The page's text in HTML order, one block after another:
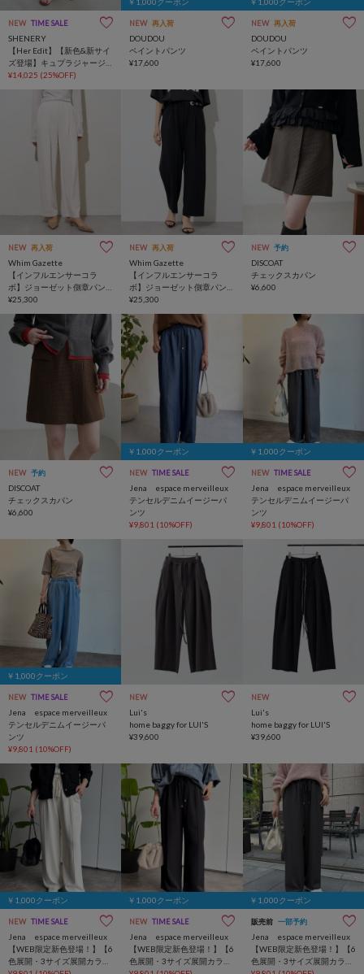
NEW TIME SALE
SHENERY
【Her Edit】【新色&新サイ
ズ登場】キュプラジャージ
ータックパンツ
¥14,025 (25%OFF)
NEW 再入荷
DOUDOU
ペイントパンツ
¥17,600
NEW 再入荷
DOUDOU
ペイントパンツ
¥17,600
NEW 再入荷
Whim Gazette
【インフルエンサーコラ
ボ】ジョーゼット側章パン
ツ
¥25,300
NEW 再入荷
Whim Gazette
【インフルエンサーコラ
ボ】ジョーゼット側章パン
ツ
¥25,300
NEW 予約
DISCOAT
チェックスカパン
¥6,600
NEW 予約
DISCOAT
チェックスカパン
¥6,600
￥1,000クーポン
NEW TIME SALE
Jena espace merveilleux
テンセルデニムイージーパ
ンツ
¥9,801 (10%OFF)
￥1,000クーポン
NEW TIME SALE
Jena espace merveilleux
テンセルデニムイージーパ
ンツ
¥9,801 (10%OFF)
￥1,000クーポン
NEW TIME SALE
Jena espace merveilleux
テンセルデニムイージーパ
ンツ
¥9,801 (10%OFF)
NEW
Lui's
home baggy for LUI'S
¥39,600
NEW
Lui's
home baggy for LUI'S
¥39,600
￥1,000クーポン
NEW TIME SALE
Jena espace merveilleux
【WEB限定新色登場！】【6
色展開・3サイズ展開カラー
￥1,000クーポン
NEW TIME SALE
Jena espace merveilleux
【WEB限定新色登場！】【6
色展開・3サイズ展開カラー
￥1,000クーポン
販売前 一部予約
Jena espace merveilleux
【WEB限定新色登場！】【6
色展開・3サイズ展開カラー